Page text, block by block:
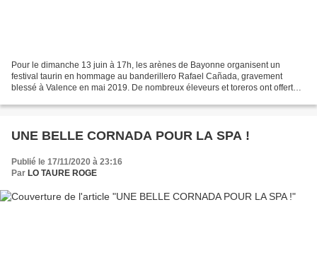
Pour le dimanche 13 juin à 17h, les arènes de Bayonne organisent un
festival taurin en hommage au banderillero Rafael Cañada, gravement
blessé à Valence en mai 2019. De nombreux éleveurs et toreros ont offert
UNE BELLE CORNADA POUR LA SPA !
Publié le 17/11/2020 à 23:16
Par LO TAURE ROGE